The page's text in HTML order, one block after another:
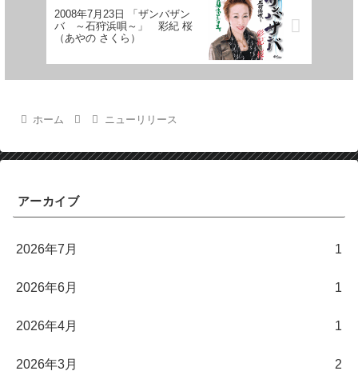
2008年7月23日 「ザンバザン
バ ～石狩浜唄～」 彩紀 桜
（あやの さくら）
ホーム ニューリリース
アーカイブ
2026年7月 1
2026年6月 1
2026年4月 1
2026年3月 2